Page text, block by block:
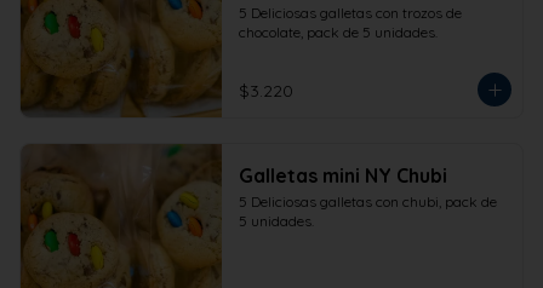
5 Deliciosas galletas con trozos de
chocolate, pack de 5 unidades.
$3.220
Galletas mini NY Chubi
5 Deliciosas galletas con chubi, pack de
5 unidades.